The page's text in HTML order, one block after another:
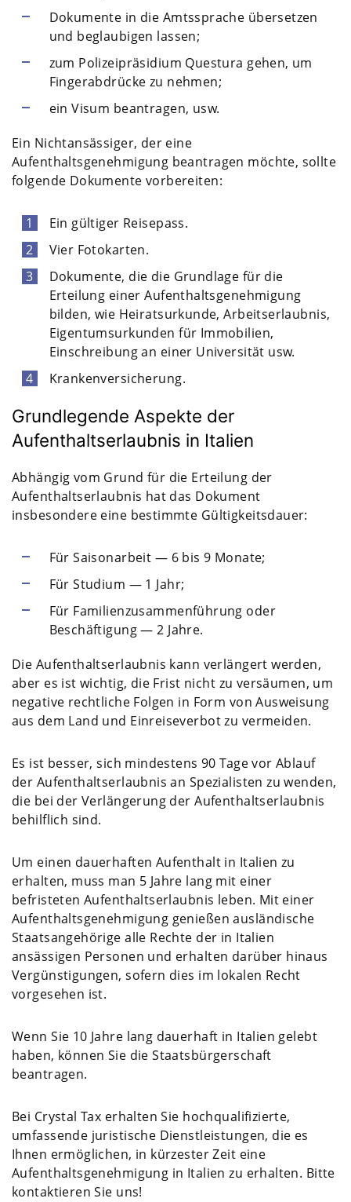
Dokumente in die Amtssprache übersetzen
und beglaubigen lassen;
zum Polizeipräsidium Questura gehen, um
Fingerabdrücke zu nehmen;
ein Visum beantragen, usw.
Ein Nichtansässiger, der eine
Aufenthaltsgenehmigung beantragen möchte, sollte
folgende Dokumente vorbereiten:
Ein gültiger Reisepass.
Vier Fotokarten.
Dokumente, die die Grundlage für die
Erteilung einer Aufenthaltsgenehmigung
bilden, wie Heiratsurkunde, Arbeitserlaubnis,
Eigentumsurkunden für Immobilien,
Einschreibung an einer Universität usw.
Krankenversicherung.
Grundlegende Aspekte der
Aufenthaltserlaubnis in Italien
Abhängig vom Grund für die Erteilung der
Aufenthaltserlaubnis hat das Dokument
insbesondere eine bestimmte Gültigkeitsdauer:
Für Saisonarbeit — 6 bis 9 Monate;
Für Studium — 1 Jahr;
Für Familienzusammenführung oder
Beschäftigung — 2 Jahre.
Die Aufenthaltserlaubnis kann verlängert werden,
aber es ist wichtig, die Frist nicht zu versäumen, um
negative rechtliche Folgen in Form von Ausweisung
aus dem Land und Einreiseverbot zu vermeiden.
Es ist besser, sich mindestens 90 Tage vor Ablauf
der Aufenthaltserlaubnis an Spezialisten zu wenden,
die bei der Verlängerung der Aufenthaltserlaubnis
behilflich sind.
Um einen dauerhaften Aufenthalt in Italien zu
erhalten, muss man 5 Jahre lang mit einer
befristeten Aufenthaltserlaubnis leben. Mit einer
Aufenthaltsgenehmigung genießen ausländische
Staatsangehörige alle Rechte der in Italien
ansässigen Personen und erhalten darüber hinaus
Vergünstigungen, sofern dies im lokalen Recht
vorgesehen ist.
Wenn Sie 10 Jahre lang dauerhaft in Italien gelebt
haben, können Sie die Staatsbürgerschaft
beantragen.
Bei Crystal Tax erhalten Sie hochqualifizierte,
umfassende juristische Dienstleistungen, die es
Ihnen ermöglichen, in kürzester Zeit eine
Aufenthaltsgenehmigung in Italien zu erhalten. Bitte
kontaktieren Sie uns!